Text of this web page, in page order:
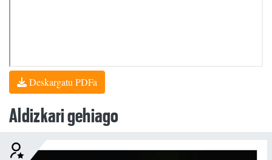
Deskargatu PDFa
Aldizkari gehiago